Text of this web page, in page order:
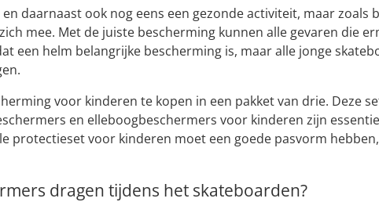
daarnaast ook nog eens een gezonde activiteit, maar zoals
mee. Met de juiste bescherming kunnen alle gevaren die
een helm belangrijke bescherming is, maar alle jonge
voor kinderen te kopen in een pakket van drie. Deze
en elleboogbeschermers voor kinderen zijn
protectieset voor kinderen moet een goede pasvorm
dragen tijdens het skateboarden?